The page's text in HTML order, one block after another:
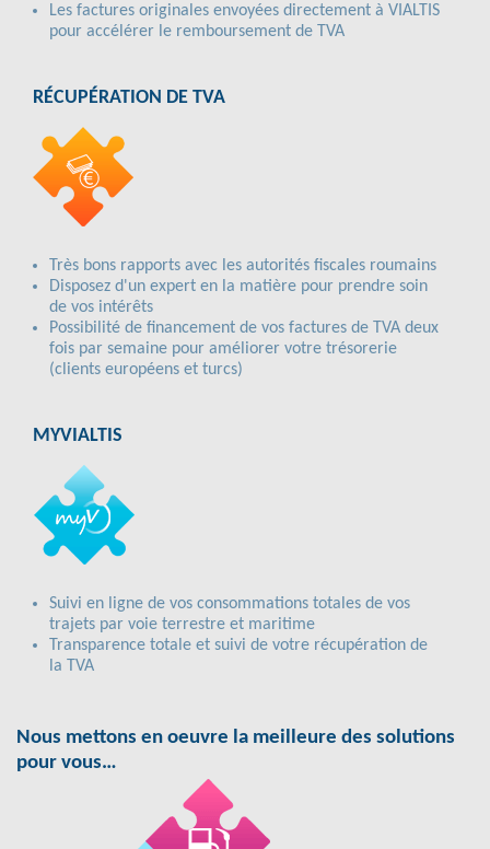
Les factures originales envoyées directement à VIALTIS
pour accélérer le remboursement de TVA
RÉCUPÉRATION DE TVA
Très bons rapports avec les autorités fiscales roumains
Disposez d'un expert en la matière pour prendre soin
de vos intérêts
Possibilité de financement de vos factures de TVA deux
fois par semaine pour améliorer votre trésorerie
(clients européens et turcs)
MYVIALTIS
Suivi en ligne de vos consommations totales de vos
trajets par voie terrestre et maritime
Transparence totale et suivi de votre récupération de
la TVA
Nous mettons en oeuvre la meilleure des solutions
pour vous…